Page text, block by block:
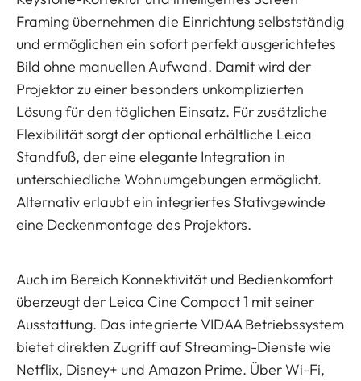
Framing übernehmen die Einrichtung selbstständig
und ermöglichen ein sofort perfekt ausgerichtetes
Bild ohne manuellen Aufwand. Damit wird der
Projektor zu einer besonders unkomplizierten
Lösung für den täglichen Einsatz. Für zusätzliche
Flexibilität sorgt der optional erhältliche Leica
Standfuß, der eine elegante Integration in
unterschiedliche Wohnumgebungen ermöglicht.
Alternativ erlaubt ein integriertes Stativgewinde
eine Deckenmontage des Projektors.
Auch im Bereich Konnektivität und Bedienkomfort
überzeugt der Leica Cine Compact 1 mit seiner
Ausstattung. Das integrierte VIDAA Betriebssystem
bietet direkten Zugriff auf Streaming-Dienste wie
Netflix, Disney+ und Amazon Prime. Über Wi-Fi,